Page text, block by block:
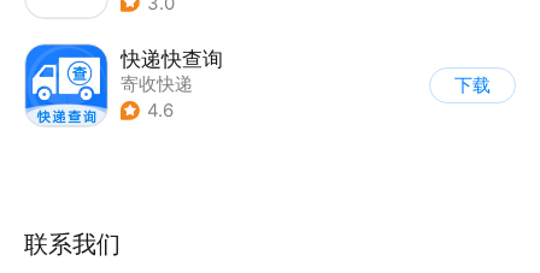
快递快查询
寄收快递
4.6
下载
联系我们